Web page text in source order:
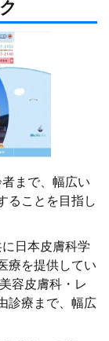
まで、幅広い
ることを目指し
日本皮膚科学
療を提供してい
容皮膚科・レ
診療まで、幅広